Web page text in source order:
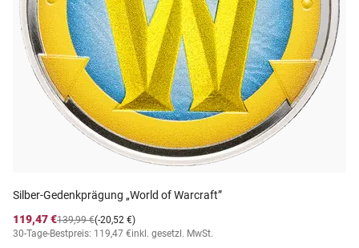
Silber-Gedenkprägung „World of Warcraft”
119,47 €
(-20,52 €)
139,99 €
30-Tage-Bestpreis: 119,47 €inkl. gesetzl. MwSt.